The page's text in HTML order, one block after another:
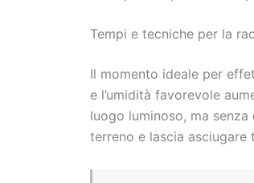
Tempi e tecniche per la
Il momento ideale per
e l’umidità favorevole
luogo luminoso, ma
terreno e lascia asciugare